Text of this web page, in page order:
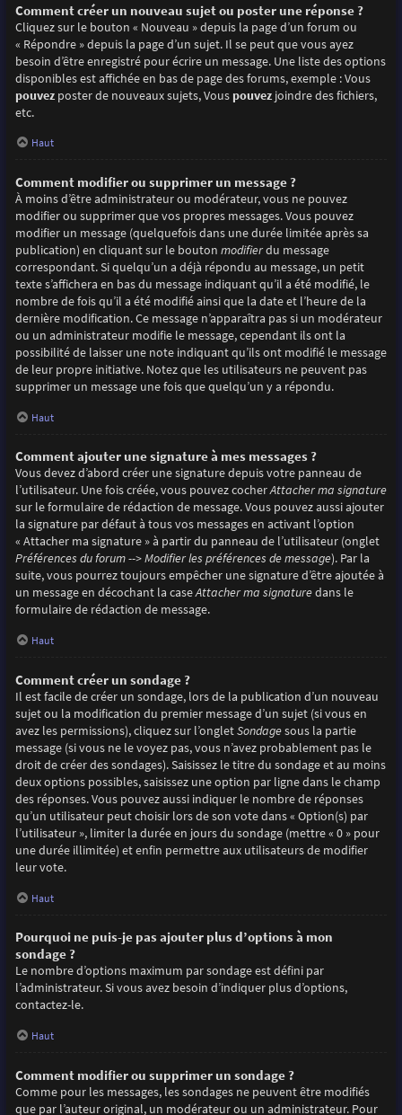
Comment créer un nouveau sujet ou poster une réponse ?
Cliquez sur le bouton « Nouveau » depuis la page d’un forum ou
« Répondre » depuis la page d’un sujet. Il se peut que vous ayez
besoin d’être enregistré pour écrire un message. Une liste des options
disponibles est affichée en bas de page des forums, exemple : Vous
pouvezposter de nouveaux sujets, Vous pouvezjoindre des fichiers,
etc.
Haut
Comment modifier ou supprimer un message ?
À moins d’être administrateur ou modérateur, vous ne pouvez
modifier ou supprimer que vos propres messages. Vous pouvez
modifier un message (quelquefois dans une durée limitée après sa
publication) en cliquant sur le bouton modifierdu message
correspondant. Si quelqu’un a déjà répondu au message, un petit
texte s’affichera en bas du message indiquant qu’il a été modifié, le
nombre de fois qu’il a été modifié ainsi que la date et l’heure de la
dernière modification. Ce message n’apparaîtra pas si un modérateur
ou un administrateur modifie le message, cependant ils ont la
possibilité de laisser une note indiquant qu’ils ont modifié le message
de leur propre initiative. Notez que les utilisateurs ne peuvent pas
supprimer un message une fois que quelqu’un y a répondu.
Haut
Comment ajouter une signature à mes messages ?
Vous devez d’abord créer une signature depuis votre panneau de
l’utilisateur. Une fois créée, vous pouvez cocherAttacher ma signature
sur le formulaire de rédaction de message. Vous pouvez aussi ajouter
la signature par défaut à tous vos messages en activant l’option
« Attacher ma signature » à partir du panneau de l’utilisateur (onglet
Préférences du forum --> Modifier les préférences de message). Par la
suite, vous pourrez toujours empêcher une signature d’être ajoutée à
un message en décochant la caseAttacher ma signaturedans le
formulaire de rédaction de message.
Haut
Comment créer un sondage ?
Il est facile de créer un sondage, lors de la publication d’un nouveau
sujet ou la modification du premier message d’un sujet (si vous en
avez les permissions), cliquez sur l’ongletSondagesous la partie
message (si vous ne le voyez pas, vous n’avez probablement pas le
droit de créer des sondages). Saisissez le titre du sondage et au moins
deux options possibles, saisissez une option par ligne dans le champ
des réponses. Vous pouvez aussi indiquer le nombre de réponses
qu’un utilisateur peut choisir lors de son vote dans « Option(s) par
l’utilisateur », limiter la durée en jours du sondage (mettre « 0 » pour
une durée illimitée) et enfin permettre aux utilisateurs de modifier
leur vote.
Haut
Pourquoi ne puis-je pas ajouter plus d’options à mon
sondage ?
Le nombre d’options maximum par sondage est défini par
l’administrateur. Si vous avez besoin d’indiquer plus d’options,
contactez-le.
Haut
Comment modifier ou supprimer un sondage ?
Comme pour les messages, les sondages ne peuvent être modifiés
que par l’auteur original, un modérateur ou un administrateur. Pour